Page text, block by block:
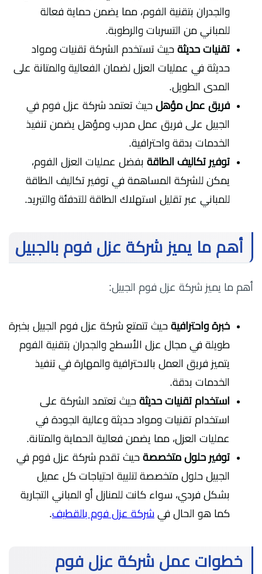
والجدران بتقنية الفوم، مما يضمن حماية فعالة
للمباني من التسربات والرطوبة.
تقنيات حديثةحيثتستخدم الشركة تقنيات ومواد
حديثة في عمليات العزل لضمان الفعالية والمتانة على
المدى الطويل.
فريق عمل مؤهلحيثتعتمد شركة عزل فوم في
الجبيل على فريق عمل مدرب ومؤهل يضمن تنفيذ
الخدمات بدقة واحترافية.
توفير تكاليف الطاقةبفضل عمليات العزل الفوم،
يمكن للشركة المساهمة في توفير تكاليف الطاقة
للمباني عبر تقليل استهلاك الطاقة للتدفئة والتبريد.
أهم ما يميز شركة عزل فوم بالجبيل
أهم ما يميز شركة عزل فوم الجبيل:
خبرة واحترافيةحيثتتمتع شركة عزل فوم الجبيل بخبرة
طويلة في مجال عزل الأسطح والجدران بتقنية الفوم
يتميز فريق العمل بالاحترافية والمهارة في تنفيذ
الخدمات بدقة.
استخدام تقنيات حديثةحيثتعتمد الشركة على
استخدام تقنيات ومواد حديثة وعالية الجودة في
عمليات العزل، مما يضمن فعالية الحماية والمتانة.
توفير حلول متخصصةحيثتقدم شركة عزل فوم في
الجبيل حلول متخصصة لتلبية احتياجات كل عميل
بشكل فردي، سواء كانت للمنازل أو المباني التجارية
كما هو الحال في شركة عزل فوم بالقطيف.
خطوات عمل شركة عزل فوم